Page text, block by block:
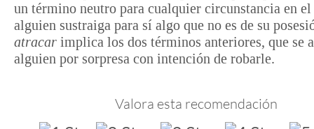
un término neutro para cualquier circunstancia en el
alguien sustraiga para sí algo que no es de su
atracar implica los dos términos anteriores, que se
alguien por sorpresa con intención de robarle.
Valora esta recomendación